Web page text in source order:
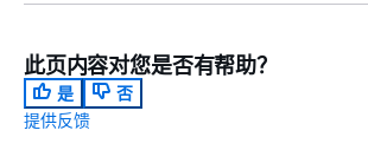
此页内容对您是否有帮助？
是
否
提供反馈